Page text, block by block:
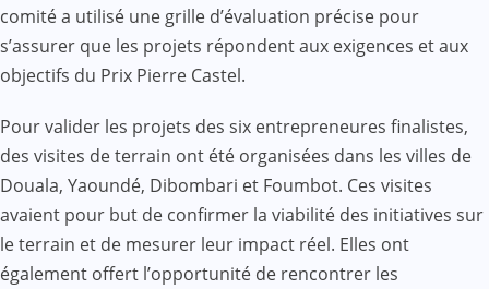
comité a utilisé une grille d’évaluation précise pour
s’assurer que les projets répondent aux exigences et aux
objectifs du Prix Pierre Castel.
Pour valider les projets des six entrepreneures finalistes,
des visites de terrain ont été organisées dans les villes de
Douala, Yaoundé, Dibombari et Foumbot. Ces visites
avaient pour but de confirmer la viabilité des initiatives sur
le terrain et de mesurer leur impact réel. Elles ont
également offert l’opportunité de rencontrer les